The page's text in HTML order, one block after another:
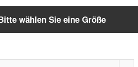
wählen Sie eine Größe